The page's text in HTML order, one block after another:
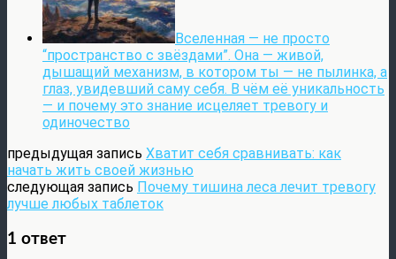
Вселенная — не просто
“пространство с звёздами”. Она — живой,
дышащий механизм, в котором ты — не пылинка, а
глаз, увидевший саму себя. В чём её уникальность
— и почему это знание исцеляет тревогу и
одиночество
предыдущая запись Хватит себя сравнивать: как
начать жить своей жизнью
следующая запись Почему тишина леса лечит тревогу
лучше любых таблеток
1 ответ